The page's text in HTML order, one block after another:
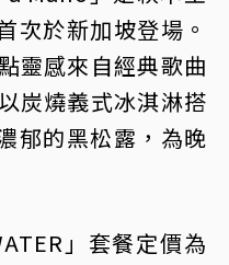
次於新加坡登場。
靈感來自經典歌曲
炭燒義式冰淇淋搭
郁的黑松露，為晚
」套餐定價為